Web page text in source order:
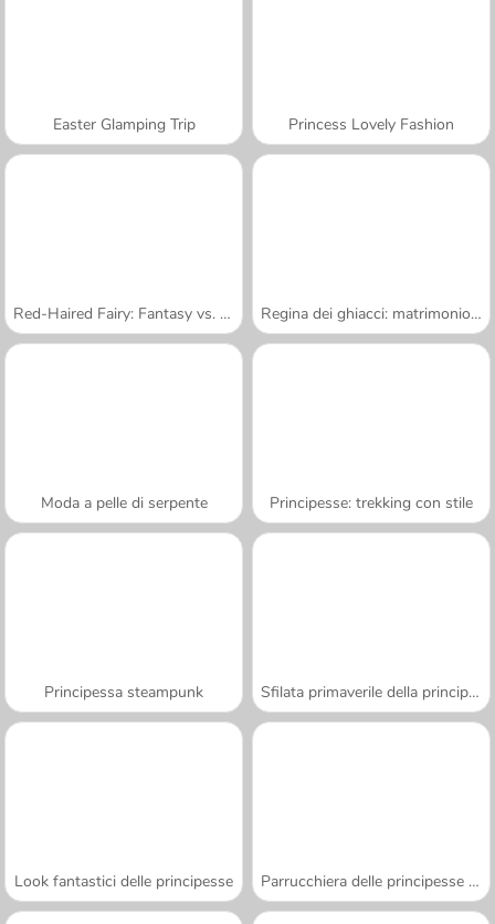
Easter Glamping Trip Princess Lovely Fashion
Red-Haired Fairy: Fantasy vs. Reality Regina dei ghiacci: matrimonio rovinato
Moda a pelle di serpente Principesse: trekking con stile
Principessa steampunk Sfilata primaverile della principessa
Look fantastici delle principesse Parrucchiera delle principesse spose